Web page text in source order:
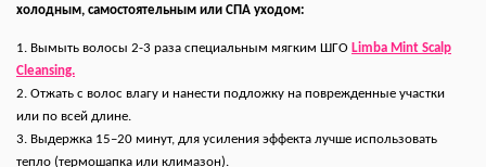
холодным, самостоятельным или СПА уходом:
1. Вымыть волосы 2-3 раза специальным мягким ШГО Limba Mint Scalp
Cleansing.
2. Отжать с волос влагу и нанести подложку на поврежденные участки
или по всей длине.
3. Выдержка 15–20 минут, для усиления эффекта лучше использовать
тепло (термошапка или климазон).